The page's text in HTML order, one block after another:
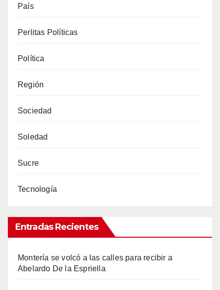
País
Perlitas Políticas
Política
Región
Sociedad
Soledad
Sucre
Tecnología
Entradas Recientes
Montería se volcó a las calles para recibir a
Abelardo De la Espriella